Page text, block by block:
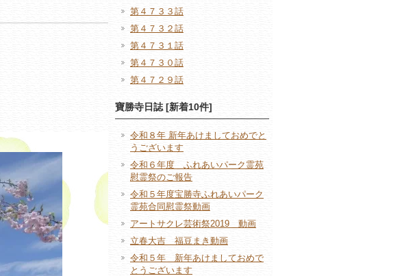
第４７３３話
第４７３２話
第４７３１話
第４７３０話
第４７２９話
寶勝寺日誌 [新着10件]
令和８年 新年あけましておめでと
うございます
令和６年度 ふれあいパーク霊苑
慰霊祭のご報告
令和５年度宝勝寺ふれあいパーク
霊苑合同慰霊祭動画
アートサクレ芸術祭2019 動画
立春大吉 福豆まき動画
令和５年 新年あけましておめで
とうございます